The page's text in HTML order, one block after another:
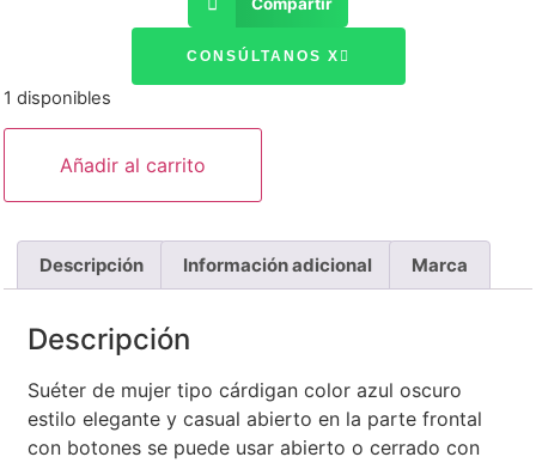
CONSÚLTANOS X
1 disponibles
Añadir al carrito
Descripción Información adicional Marca
Descripción
Suéter de mujer tipo cárdigan color azul oscuro
estilo elegante y casual abierto en la parte frontal
con botones se puede usar abierto o cerrado con